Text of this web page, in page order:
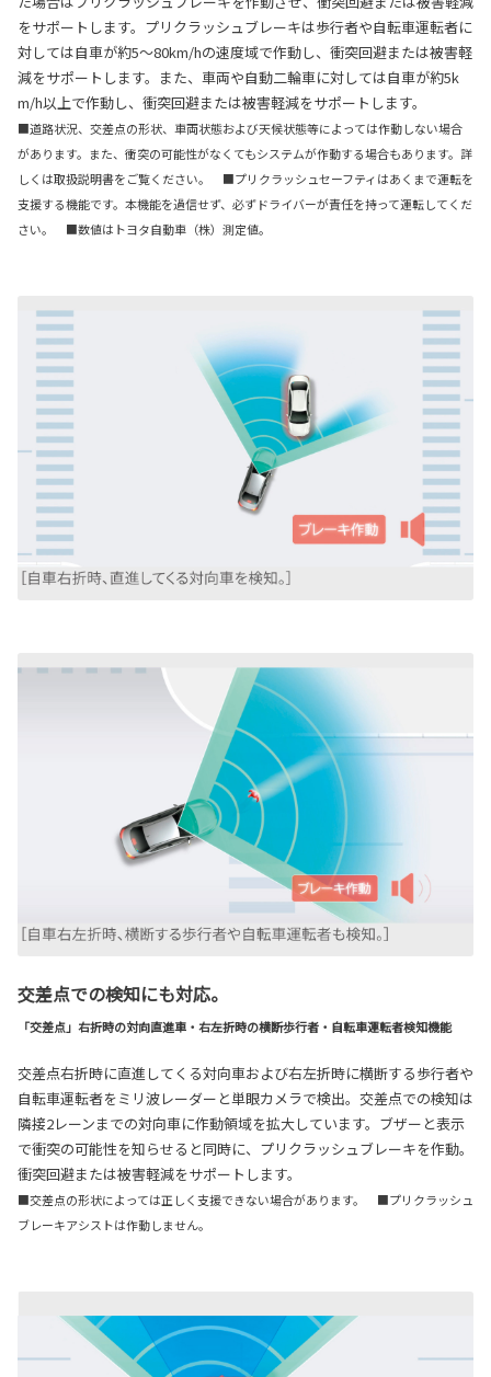
をサポートします。プリクラッシュブレーキは歩行者や自転車運転者に
対しては自車が約5〜80km/hの速度域で作動し、衝突回避または被害軽
減をサポートします。また、車両や自動二輪車に対しては自車が約5k
m/h以上で作動し、衝突回避または被害軽減をサポートします。
■道路状況、交差点の形状、車両状態および天候状態等によっては作動しない場合
があります。また、衝突の可能性がなくてもシステムが作動する場合もあります。詳
しくは取扱説明書をご覧ください。 ■プリクラッシュセーフティはあくまで運転を
支援する機能です。本機能を過信せず、必ずドライバーが責任を持って運転してくだ
さい。 ■数値はトヨタ自動車（株）測定値。
交差点での検知にも対応。
「交差点」右折時の対向直進車・右左折時の横断歩行者・自転車運転者検知機能
交差点右折時に直進してくる対向車および右左折時に横断する歩行者や
自転車運転者をミリ波レーダーと単眼カメラで検出。交差点での検知は
隣接2レーンまでの対向車に作動領域を拡大しています。ブザーと表示
で衝突の可能性を知らせると同時に、プリクラッシュブレーキを作動。
衝突回避または被害軽減をサポートします。
■交差点の形状によっては正しく支援できない場合があります。 ■プリクラッシュ
ブレーキアシストは作動しません。